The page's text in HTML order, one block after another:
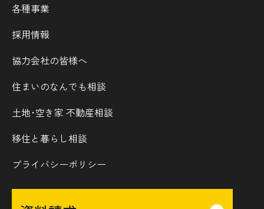
各種事業
採用情報
協力会社の皆様へ
住まいのなんでも相談
土地･空き家 不動産相談
移住と暮らし相談
プライバシーポリシー